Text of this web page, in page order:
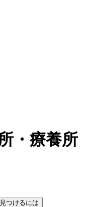
・療養所
つけるには